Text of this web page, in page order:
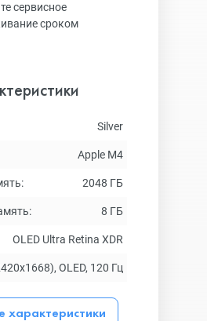
сервисное
сроком
Silver
Apple M4
2048 ГБ
8 ГБ
OLED Ultra Retina XDR
OLED, 120 Гц
характеристики